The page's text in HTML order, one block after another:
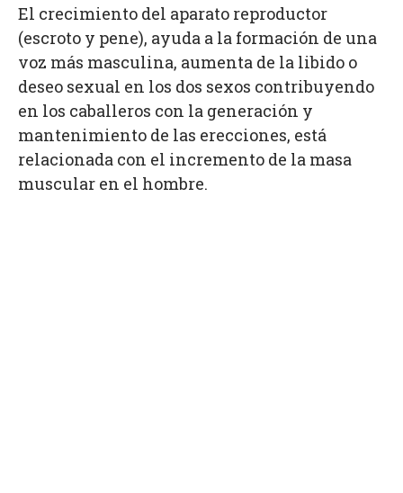
El crecimiento del aparato reproductor
(escroto y pene), ayuda a la formación de una
voz más masculina, aumenta de la libido o
deseo sexual en los dos sexos contribuyendo
en los caballeros con la generación y
mantenimiento de las erecciones, está
relacionada con el incremento de la masa
muscular en el hombre.